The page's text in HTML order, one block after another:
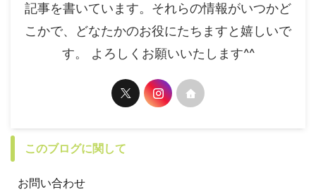
記事を書いています。それらの情報がいつかど
こかで、どなたかのお役にたちますと嬉しいで
す。 よろしくお願いいたします^^
このブログに関して
お問い合わせ